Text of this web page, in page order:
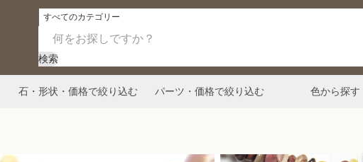
検索
石・形状・価格で絞り込む パーツ・価格で絞り込む 色から探す